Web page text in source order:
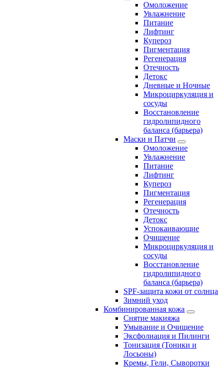
Омоложение
Увлажнение
Питание
Лифтинг
Купероз
Пигментация
Регенерация
Отечность
Детокс
Дневные и Ночные
Микроциркуляция и
сосуды
Восстановление
гидролипидного
баланса (барьера)
Маски и Патчи
Омоложение
Увлажнение
Питание
Лифтинг
Купероз
Пигментация
Регенерация
Отечность
Детокс
Успокаивающие
Очищение
Микроциркуляция и
сосуды
Восстановление
гидролипидного
баланса (барьера)
SPF-защита кожи от солнца
Зимний уход
Комбинированная кожа
Снятие макияжа
Умывание и Очищение
Эксфолиация и Пилинги
Тонизация (Тоники и
Лосьоны)
Кремы, Гели, Сыворотки